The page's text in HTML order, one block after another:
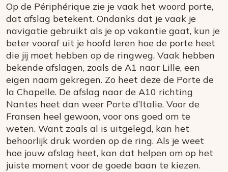
Op de Périphérique zie je vaak het woord porte,
dat afslag betekent. Ondanks dat je vaak je
navigatie gebruikt als je op vakantie gaat, kun je
beter vooraf uit je hoofd leren hoe de porte heet
die jij moet hebben op de ringweg. Vaak hebben
bekende afslagen, zoals de A1 naar Lille, een
eigen naam gekregen. Zo heet deze de Porte de
la Chapelle. De afslag naar de A10 richting
Nantes heet dan weer Porte d’Italie. Voor de
Fransen heel gewoon, voor ons goed om te
weten. Want zoals al is uitgelegd, kan het
behoorlijk druk worden op de ring. Als je weet
hoe jouw afslag heet, kan dat helpen om op het
juiste moment voor de goede baan te kiezen.